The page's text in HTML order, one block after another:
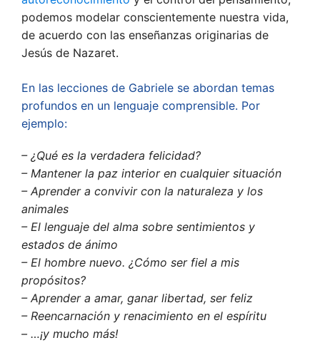
podemos modelar conscientemente nuestra vida,
de acuerdo con las enseñanzas originarias de
Jesús de Nazaret.
En las lecciones de Gabriele se abordan temas
profundos en un lenguaje comprensible. Por
ejemplo:
– ¿Qué es la verdadera felicidad?
– Mantener la paz interior en cualquier situación
– Aprender a convivir con la naturaleza y los
animales
– El lenguaje del alma sobre sentimientos y
estados de ánimo
– El hombre nuevo. ¿Cómo ser fiel a mis
propósitos?
– Aprender a amar, ganar libertad, ser feliz
– Reencarnación y renacimiento en el espíritu
– …¡y mucho más!